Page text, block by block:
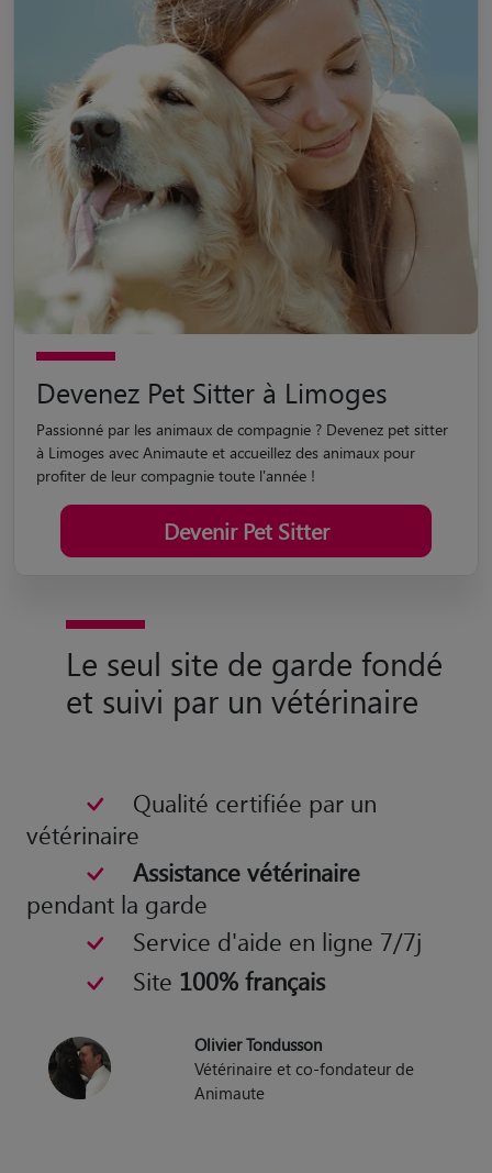
Devenez Pet Sitter à Limoges
Passionné par les animaux de compagnie ? Devenez pet sitter
à Limoges avec Animaute et accueillez des animaux pour
profiter de leur compagnie toute l'année !
Devenir Pet Sitter
Le seul site de garde fondé
et suivi par un vétérinaire
Qualité certifiée par un
vétérinaire
Assistance vétérinaire
pendant la garde
Service d'aide en ligne 7/7j
Site 100% français
Olivier Tondusson
Vétérinaire et co-fondateur de
Animaute